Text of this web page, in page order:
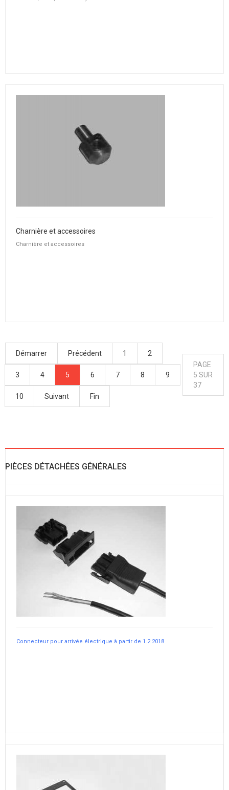
Charnière et accessoires
Charnière et accessoires
Démarrer Précédent 1 2
3 4 5 6 7 8 9
10 Suivant Fin
PAGE
5 SUR
37
PIÈCES DÉTACHÉES GÉNÉRALES
Connecteur pour arrivée électrique à partir de 1.2.2018